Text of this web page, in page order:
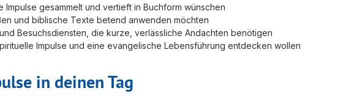
gesammelt und vertieft in Buchform wünschen
und biblische Texte betend anwenden möchten
Besuchsdiensten, die kurze, verlässliche Andachten benötigen
Impulse und eine evangelische Lebensführung entdecken wollen
in deinen Tag